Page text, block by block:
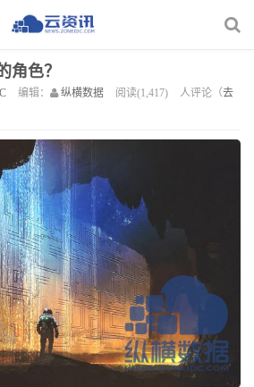
角色？
编辑： 纵横数据 阅读(1,417) 人评论（去